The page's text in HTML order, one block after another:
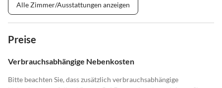
Alle Zimmer/Ausstattungen anzeigen
Preise
Verbrauchsabhängige Nebenkosten
Bitte beachten Sie, dass zusätzlich verbrauchsabhängige